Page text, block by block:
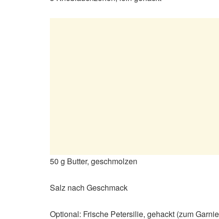
50 g Butter, geschmolzen
Salz nach Geschmack
Optional: Frische Petersilie, gehackt (zum